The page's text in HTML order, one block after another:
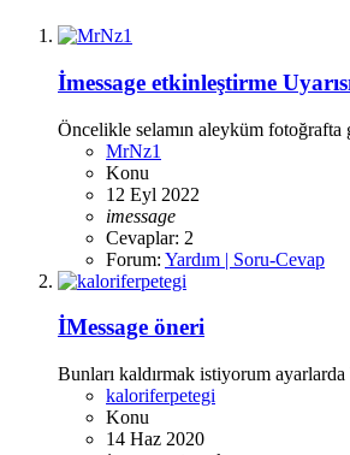
İmessage etkinleştirme
Öncelikle selamın aleyküm
MrNz1
Konu
12 Eyl 2022
imessage
Cevaplar: 2
Forum: Yardım | Soru-Cevap
İMessage öneri
Bunları kaldırmak istiyorum
kaloriferpetegi
Konu
14 Haz 2020